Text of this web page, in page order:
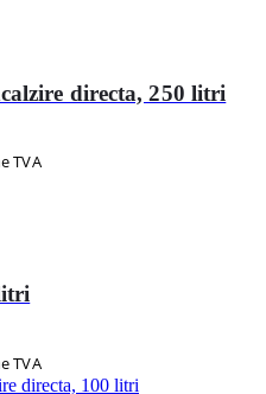
directa, 250 litri
TVA
TVA